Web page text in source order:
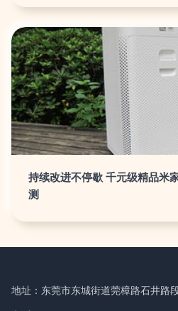
持续改进不停歇 千元级精品米
测
地址：东莞市东城街道莞樟路石井路